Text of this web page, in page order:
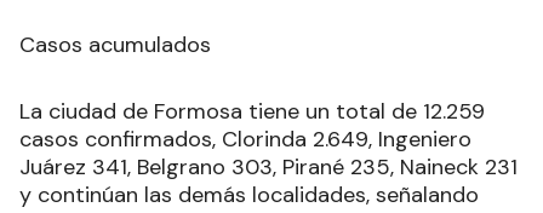
Casos acumulados
La ciudad de Formosa tiene un total de 12.259
casos confirmados, Clorinda 2.649, Ingeniero
Juárez 341, Belgrano 303, Pirané 235, Naineck 231
y continúan las demás localidades, señalando